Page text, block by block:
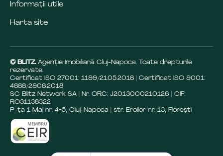
Informații utile
Harta site
© BLITZ. Agenție Imobiliară Cluj-Napoca. Toate drepturile
rezervate.
Certificat ISO 27001: 1199/21.05.2018 | Certificat ISO 9001:
4888/29.08.2018
SC Blitz Network SA | Nr. ORC: J2013000210126 | CIF:
RO31138322
P-ța 1 Mai nr. 4-5, Cluj-Napoca | str. Eroilor nr. 13, Florești